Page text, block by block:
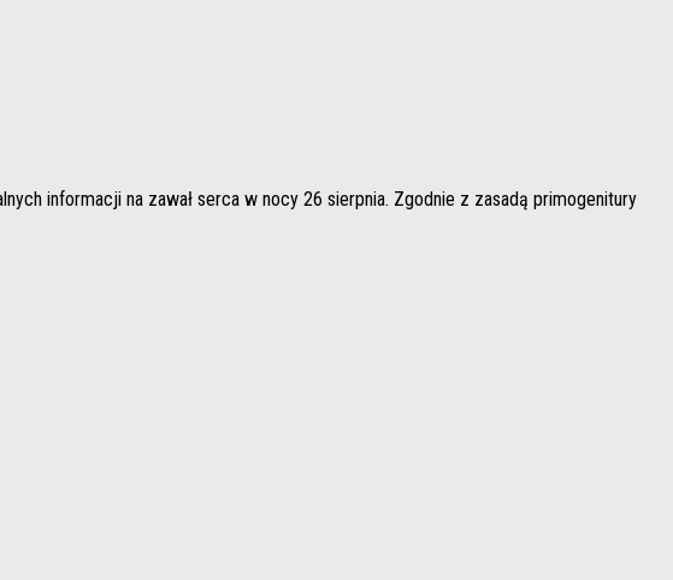
informacji na zawał serca w nocy 26 sierpnia. Zgodnie z zasadą primogenitury